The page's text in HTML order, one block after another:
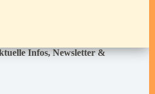
Infos, Newsletter &